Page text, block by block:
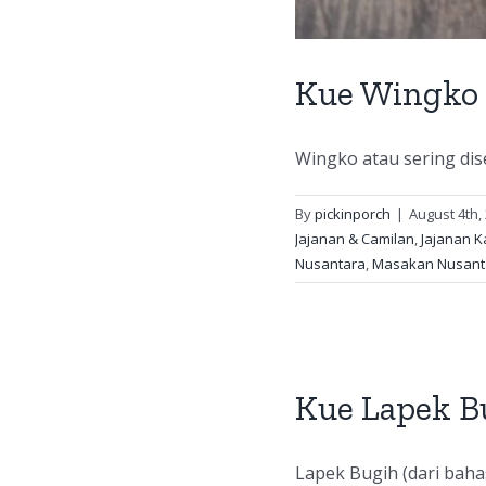
Kue
Wingko atau sering
Bypickinporch | August 4th,
Jajanan & Camilan,Jajanan
Nusantara,Masakan
Kue Lapek
Lapek Bugih (dari